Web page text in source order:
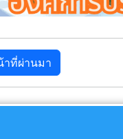
ที่ผ่านมา